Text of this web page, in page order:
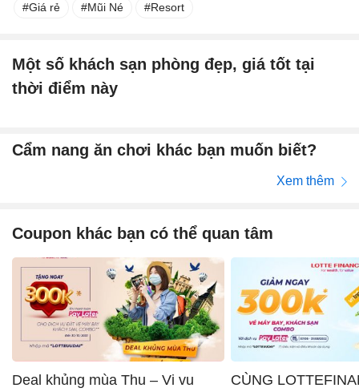
Giá rẻ Mũi Né Resort
Một số khách sạn phòng đẹp, giá tốt tại
thời điểm này
Cẩm nang ăn chơi khác bạn muốn biết?
Xem thêm
Coupon khác bạn có thể quan tâm
Deal khủng mùa Thu – Vi vu
CÙNG